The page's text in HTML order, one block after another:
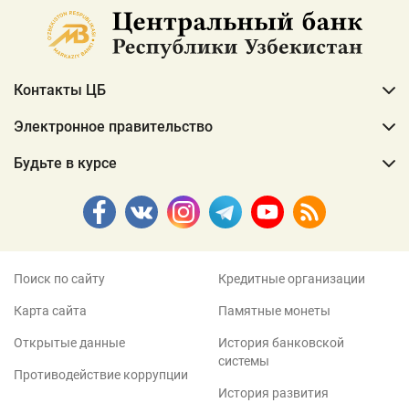
Контакты ЦБ
Электронное правительство
Будьте в курсе
Поиск по сайту
Карта сайта
Открытые данные
Противодействие коррупции
Кредитные организации
Памятные монеты
История банковской
системы
История развития